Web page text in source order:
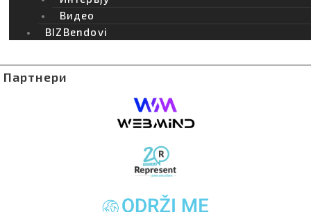
Видео
BIZBendovi
All articles loaded
No more articles to load
Партнери